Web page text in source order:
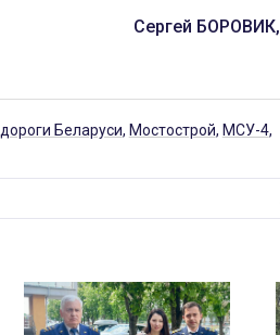
Сергей БОРОВИК,
дороги Беларуси, Мостострой, МСУ-4,